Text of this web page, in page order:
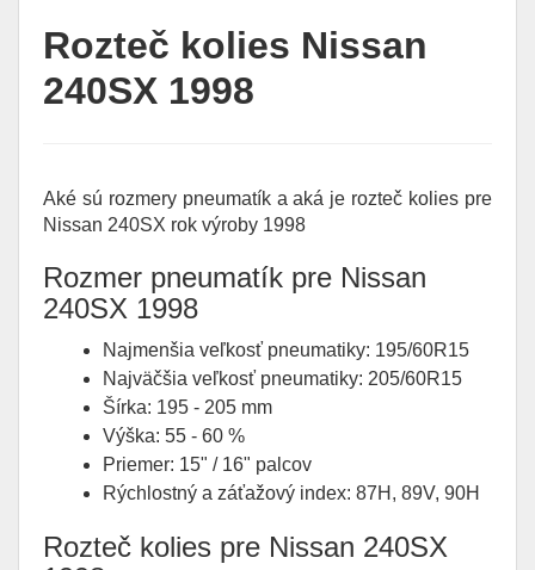
Rozteč kolies Nissan
240SX 1998
Aké sú rozmery pneumatík a aká je rozteč kolies pre
Nissan 240SX rok výroby 1998
Rozmer pneumatík pre Nissan
240SX 1998
Najmenšia veľkosť pneumatiky: 195/60R15
Najväčšia veľkosť pneumatiky: 205/60R15
Šírka: 195 - 205 mm
Výška: 55 - 60 %
Priemer: 15" / 16" palcov
Rýchlostný a záťažový index: 87H, 89V, 90H
Rozteč kolies pre Nissan 240SX